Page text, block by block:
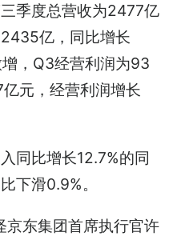
季度总营收为2477亿
亿，同比增长
，Q3经营利润为93
元，经营利润增长
同比增长12.7%的同
下滑0.9%。
东集团首席执行官许